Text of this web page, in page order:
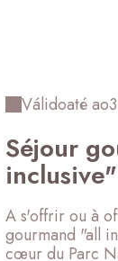
Válidoaté ao
Séjour
inclusive"
A s'offrir ou à
gourmand "all
cœur du Parc